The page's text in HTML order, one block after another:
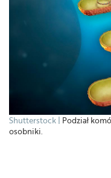
Shutterstock Podział
osobniki.